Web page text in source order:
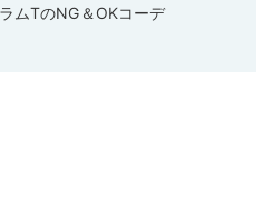
ムTのNG＆OKコーデ